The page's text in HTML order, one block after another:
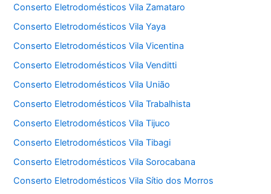
Conserto Eletrodomésticos Vila Zamataro
Conserto Eletrodomésticos Vila Yaya
Conserto Eletrodomésticos Vila Vicentina
Conserto Eletrodomésticos Vila Venditti
Conserto Eletrodomésticos Vila União
Conserto Eletrodomésticos Vila Trabalhista
Conserto Eletrodomésticos Vila Tijuco
Conserto Eletrodomésticos Vila Tibagi
Conserto Eletrodomésticos Vila Sorocabana
Conserto Eletrodomésticos Vila Sítio dos Morros